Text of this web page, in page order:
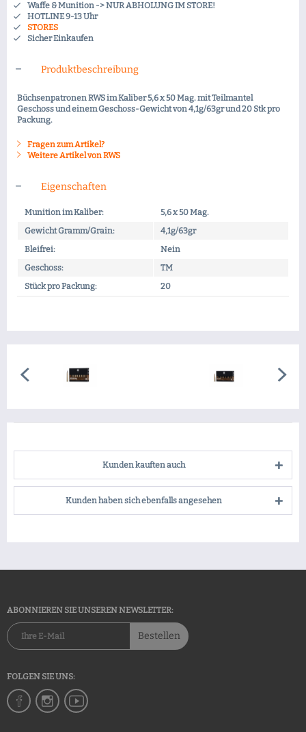
Waffe & Munition -> NUR ABHOLUNG IM STORE!
HOTLINE 9-13 Uhr
STORES
Sicher Einkaufen
Produktbeschreibung
Büchsenpatronen RWS im Kaliber 5,6 x 50 Mag. mit Teilmantel
Geschoss und einem Geschoss-Gewicht von 4,1g/63gr und 20 Stk pro
Packung.
Fragen zum Artikel?
Weitere Artikel von RWS
Eigenschaften
Munition im Kaliber:
5,6 x 50 Mag.
Gewicht Gramm/Grain:
4,1g/63gr
Bleifrei:
Nein
Geschoss:
TM
Stück pro Packung:
20
Kunden kauften auch
Kunden haben sich ebenfalls angesehen
ABONNIEREN SIE UNSEREN NEWSLETTER:
Bestellen
FOLGEN SIE UNS: